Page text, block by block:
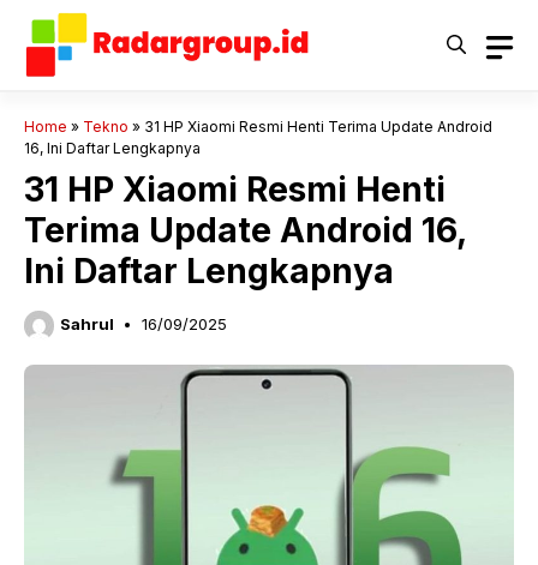
Langsung
Home » Tekno » 31 HP Xiaomi Resmi Henti Terima Update Android
16, Ini Daftar Lengkapnya
31 HP Xiaomi Resmi Henti
Terima Update Android 16,
Ini Daftar Lengkapnya
Sahrul 16/09/2025